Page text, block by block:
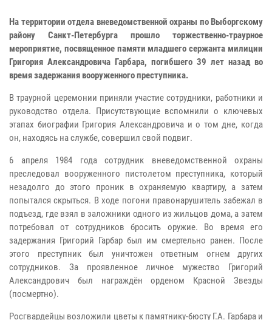
На территории отдела вневедомственной охраны по Выборгскому
району Санкт-Петербурга прошло торжественно-траурное
мероприятие, посвященное памяти младшего сержанта милиции
Григория Александровича Гарбара, погибшего 39 лет назад во
время задержания вооруженного преступника.
В траурной церемонии приняли участие сотрудники, работники и
руководство отдела. Присутствующие вспомнили о ключевых
этапах биографии Григория Александровича и о том дне, когда
он, находясь на службе, совершил свой подвиг.
6 апреля 1984 года сотрудник вневедомственной охраны
преследовал вооруженного пистолетом преступника, который
незадолго до этого проник в охраняемую квартиру, а затем
попытался скрыться. В ходе погони правонарушитель забежал в
подъезд, где взял в заложники одного из жильцов дома, а затем
потребовал от сотрудников бросить оружие. Во время его
задержания Григорий Гарбар был им смертельно ранен. После
этого преступник был уничтожен ответным огнем других
сотрудников. За проявленное личное мужество Григорий
Александрович был награждён орденом Красной Звезды
(посмертно).
Росгвардейцы возложили цветы к памятнику-бюсту Г.А. Гарбара и